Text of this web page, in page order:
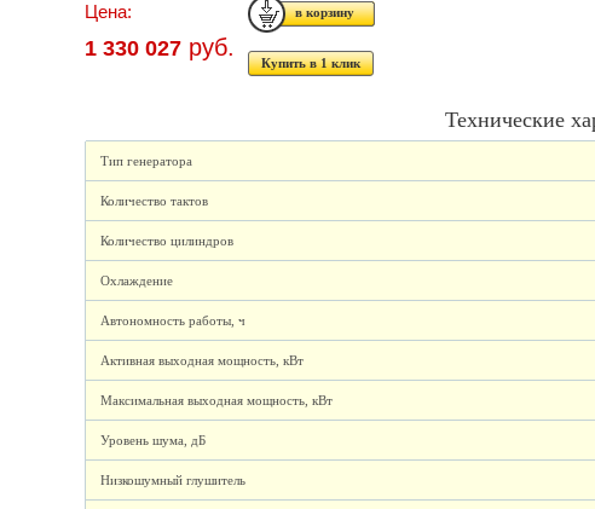
Цена:
1 330 027 руб.
Купить в 1 клик
Технические
Тип генератора
Количество тактов
Количество цилиндров
Охлаждение
Автономность работы, ч
Активная выходная мощность, кВт
Максимальная выходная мощность, кВт
Уровень шума, дБ
Низкошумный глушитель